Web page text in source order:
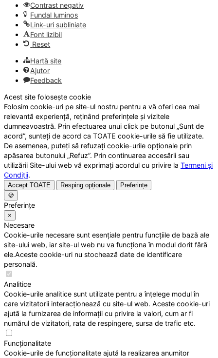
Contrast negativ
Fundal luminos
Link-uri subliniate
Font lizibil
Reset
Hartă site
Ajutor
Feedback
Acest site folosește cookie
Folosim cookie-uri pe site-ul nostru pentru a vă oferi cea mai
relevantă experiență, reținând preferințele și vizitele
dumneavoastră. Prin efectuarea unui click pe butonul „Sunt de
acord”, sunteți de acord ca TOATE cookie-urile să fie utilizate.
De asemenea, puteți să refuzați cookie-urile opționale prin
apăsarea butonului „Refuz”. Prin continuarea accesării sau
utilizării Site-ului web vă exprimați acordul cu privire la Termeni și
Condiții.
Accept TOATE Resping opționale
Preferințe
🍪
Preferințe
×
Necesare
Cookie-urile necesare sunt esențiale pentru funcțiile de bază ale
site-ului web, iar site-ul web nu va funcționa în modul dorit fără
ele.Aceste cookie-uri nu stochează date de identificare
personală.
Analitice
Cookie-urile analitice sunt utilizate pentru a înțelege modul în
care vizitatorii interacționează cu site-ul web. Aceste cookie-uri
ajută la furnizarea de informații cu privire la valori, cum ar fi
numărul de vizitatori, rata de respingere, sursa de trafic etc.
Funcționalitate
Cookie-urile de funcționalitate ajută la realizarea anumitor